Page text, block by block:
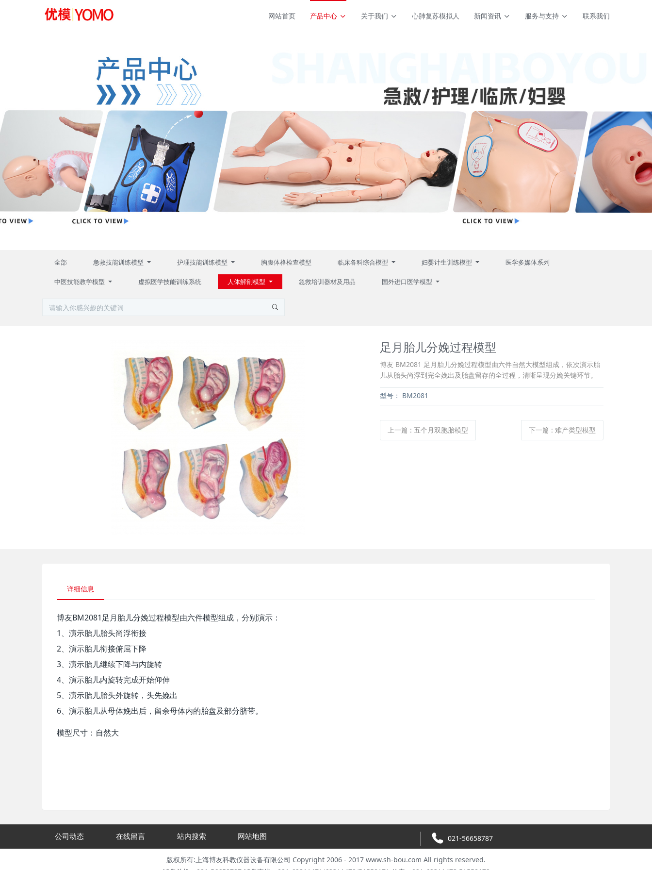
网站首页 产品中心 关于我们 心肺复苏模拟人 新闻资讯 服务与支持 联系我们
全部 急救技能训练模型 护理技能训练模型 胸腹体格检查模型 临床各科综合模型 妇婴计生训练模型 医学多媒体系列
中医技能教学模型 虚拟医学技能训练系统 人体解剖模型 急救培训器材及用品 国外进口医学模型
足月胎儿分娩过程模型
博友 BM2081 足月胎儿分娩过程模型由六件自然大模型组成，依次演示胎
儿从胎头尚浮到完全娩出及胎盘留存的全过程，清晰呈现分娩关键环节。
型号： BM2081
上一篇 : 五个月双胞胎模型 下一篇 : 难产类型模型
详细信息
博友BM2081足月胎儿分娩过程模型由六件模型组成，分别演示：
1、演示胎儿胎头尚浮衔接
2、演示胎儿衔接俯屈下降
3、演示胎儿继续下降与内旋转
4、演示胎儿内旋转完成开始仰伸
5、演示胎儿胎头外旋转，头先娩出
6、演示胎儿从母体娩出后，留余母体内的胎盘及部分脐带。
模型尺寸：自然大
公司动态 在线留言 站内搜索 网站地图 021-56658787
版权所有:上海博友科教仪器设备有限公司 Copyright 2006 - 2017 www.sh-bou.com All rights reserved.